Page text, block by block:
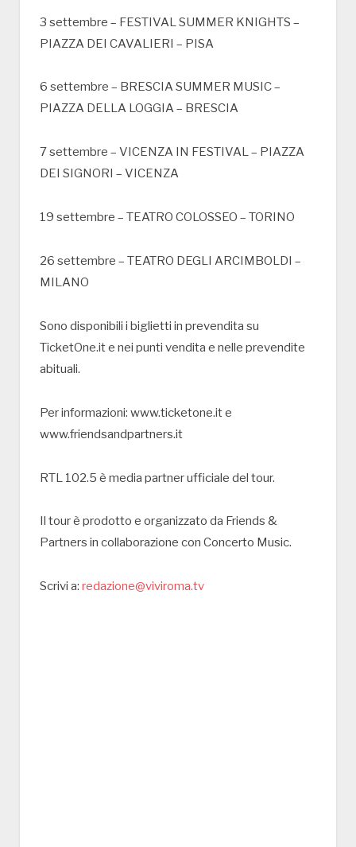
3 settembre – FESTIVAL SUMMER KNIGHTS –
PIAZZA DEI CAVALIERI – PISA
6 settembre – BRESCIA SUMMER MUSIC –
PIAZZA DELLA LOGGIA – BRESCIA
7 settembre – VICENZA IN FESTIVAL – PIAZZA
DEI SIGNORI – VICENZA
19 settembre – TEATRO COLOSSEO – TORINO
26 settembre – TEATRO DEGLI ARCIMBOLDI –
MILANO
Sono disponibili i biglietti in prevendita su
TicketOne.it e nei punti vendita e nelle prevendite
abituali.
Per informazioni: www.ticketone.it e
www.friendsandpartners.it
RTL 102.5 è media partner ufficiale del tour.
Il tour è prodotto e organizzato da Friends &
Partners in collaborazione con Concerto Music.
Scrivi a: redazione@viviroma.tv